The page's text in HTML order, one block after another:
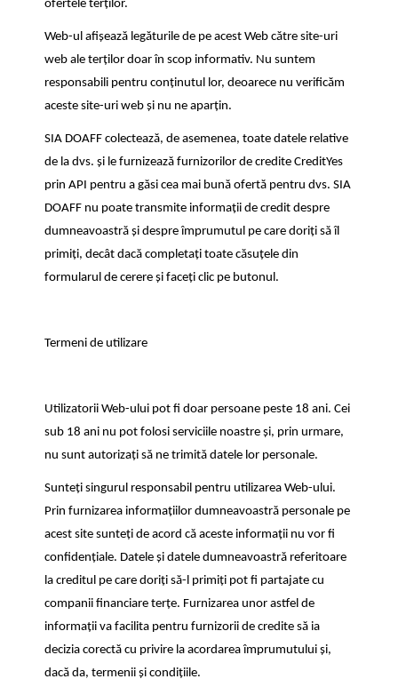
ofertele terților.
Web-ul afișează legăturile de pe acest Web către site-uri
web ale terților doar în scop informativ. Nu suntem
responsabili pentru conținutul lor, deoarece nu verificăm
aceste site-uri web și nu ne aparțin.
SIA DOAFF colectează, de asemenea, toate datele relative
de la dvs. și le furnizează furnizorilor de credite CreditYes
prin API pentru a găsi cea mai bună ofertă pentru dvs. SIA
DOAFF nu poate transmite informații de credit despre
dumneavoastră și despre împrumutul pe care doriți să îl
primiți, decât dacă completați toate căsuțele din
formularul de cerere și faceți clic pe butonul.
Termeni de utilizare
Utilizatorii Web-ului pot fi doar persoane peste 18 ani. Cei
sub 18 ani nu pot folosi serviciile noastre și, prin urmare,
nu sunt autorizați să ne trimită datele lor personale.
Sunteți singurul responsabil pentru utilizarea Web-ului.
Prin furnizarea informațiilor dumneavoastră personale pe
acest site sunteți de acord că aceste informații nu vor fi
confidențiale. Datele și datele dumneavoastră referitoare
la creditul pe care doriți să-l primiți pot fi partajate cu
companii financiare terțe. Furnizarea unor astfel de
informații va facilita pentru furnizorii de credite să ia
decizia corectă cu privire la acordarea împrumutului și,
dacă da, termenii și condițiile.